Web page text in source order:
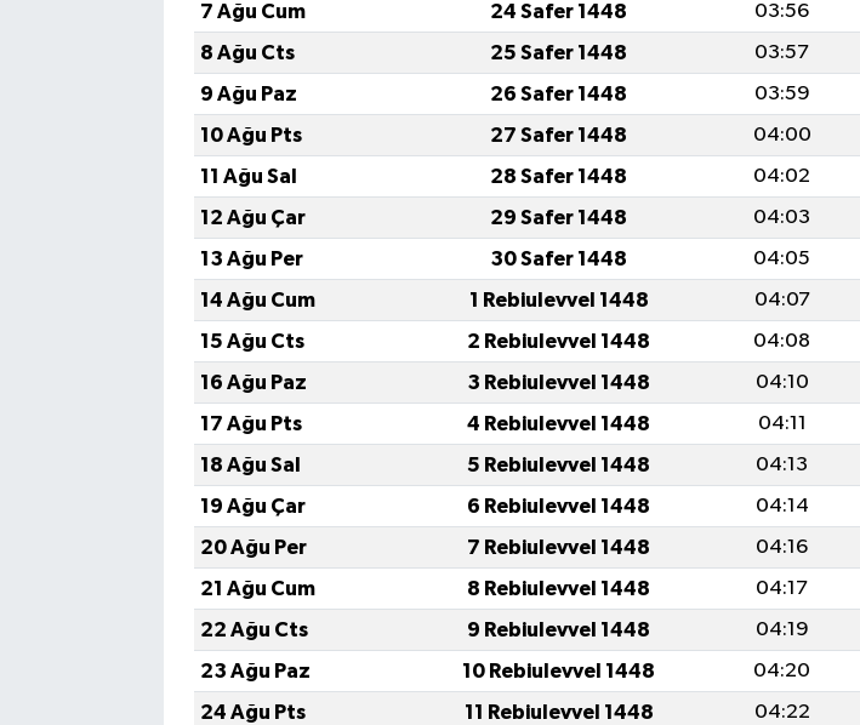
7 Ağu Cum
24 Safer 1448 03:56
8 Ağu Cts
25 Safer 1448 03:57
9 Ağu Paz
26 Safer 1448 03:59
10 Ağu Pts
27 Safer 1448 04:00
11 Ağu Sal
28 Safer 1448 04:02
12 Ağu Çar
29 Safer 1448 04:03
13 Ağu Per
30 Safer 1448 04:05
14 Ağu Cum
1 Rebiulevvel 1448 04:07
15 Ağu Cts
2 Rebiulevvel 1448 04:08
16 Ağu Paz
3 Rebiulevvel 1448 04:10
17 Ağu Pts
4 Rebiulevvel 1448 04:11
18 Ağu Sal
5 Rebiulevvel 1448 04:13
19 Ağu Çar
6 Rebiulevvel 1448 04:14
20 Ağu Per
7 Rebiulevvel 1448 04:16
21 Ağu Cum
8 Rebiulevvel 1448 04:17
22 Ağu Cts
9 Rebiulevvel 1448 04:19
23 Ağu Paz
10 Rebiulevvel 1448 04:20
24 Ağu Pts
11 Rebiulevvel 1448 04:22